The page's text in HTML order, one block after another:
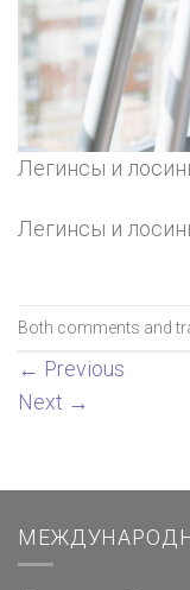
Легинсы и
Легинсы и
Both comments and
← Previous
Next →